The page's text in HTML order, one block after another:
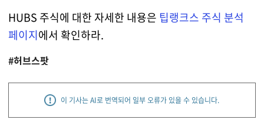
HUBS 주식에 대한 자세한 내용은 팁랭크스 주식 분석
페이지에서 확인하라.
#허브스팟
이 기사는 AI로 번역되어 일부 오류가 있을 수 있습니다.